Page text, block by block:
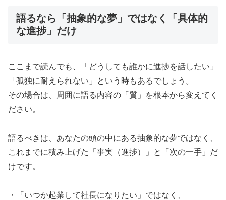
語るなら「抽象的な夢」ではなく「具体的
な進捗」だけ
ここまで読んでも、「どうしても誰かに進捗を話したい」
「孤独に耐えられない」という時もあるでしょう。
その場合は、周囲に語る内容の「質」を根本から変えてく
ださい。
語るべきは、あなたの頭の中にある抽象的な夢ではなく、
これまでに積み上げた「事実（進捗）」と「次の一手」だ
けです。
・「いつか起業して社長になりたい」ではなく、